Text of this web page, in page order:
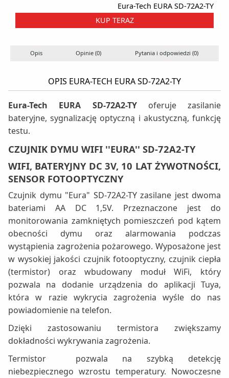
Eura-Tech EURA SD-72A2-TY
KUP TERAZ
Opis Opinie (0) Pytania i odpowiedzi (0)
OPIS EURA-TECH EURA SD-72A2-TY
Eura-Tech EURA SD-72A2-TYoferuje zasilanie
bateryjne, sygnalizację optyczną i akustyczną, funkcję
testu.
CZUJNIK DYMU WIFI ''EURA'' SD-72A2-TY
WIFI, BATERYJNY DC 3V, 10 LAT ŻYWOTNOŚCI,
SENSOR FOTOOPTYCZNY
Czujnik dymu "Eura" SD-72A2-TY zasilane jest dwoma
bateriami AA DC 1,5V. Przeznaczone jest do
monitorowania zamkniętych pomieszczeń pod kątem
obecności dymu oraz alarmowania podczas
wystąpienia zagrożenia pożarowego. Wyposażone jest
w wysokiej jakości czujnik fotooptyczny, czujnik ciepła
(termistor) oraz wbudowany moduł WiFi, który
pozwala na dodanie urządzenia do aplikacji Tuya,
która w razie wykrycia zagrożenia wyśle do nas
powiadomienie na telefon.
Dzięki zastosowaniu termistora zwiększamy
dokładności wykrywania zagrożenia.
Termistor pozwala na szybką detekcję
niebezpiecznego wzrostu temperatury. Nowoczesne